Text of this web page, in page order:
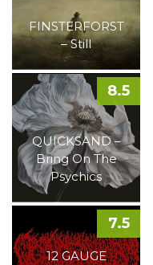
FINSTERFORST
– Still
QUICKSAND –
Bring On The
Psychics
8.5
12 GAUGE
7.5